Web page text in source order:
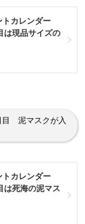
トカレンダー
現品サイズの
目 泥マスクが入
トカレンダー
死海の泥マス